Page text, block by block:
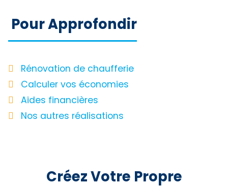
Pour Approfondir
Rénovation de chaufferie
Calculer vos économies
Aides financières
Nos autres réalisations
Créez Votre Propre